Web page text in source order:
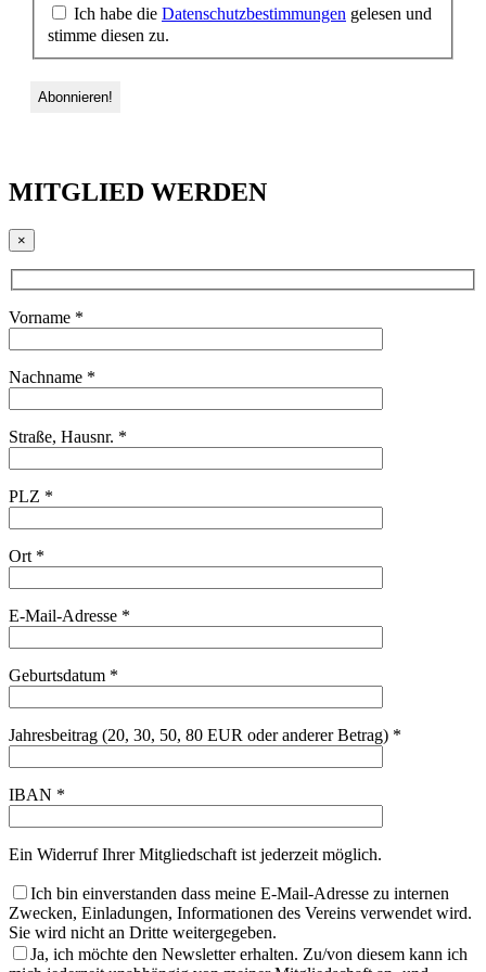
Ich habe die Datenschutzbestimmungen gelesen und
stimme diesen zu.
MITGLIED WERDEN
×
Vorname *
Nachname *
Straße, Hausnr. *
PLZ *
Ort *
E-Mail-Adresse *
Geburtsdatum *
Jahresbeitrag (20, 30, 50, 80 EUR oder anderer Betrag) *
IBAN *
Ein Widerruf Ihrer Mitgliedschaft ist jederzeit möglich.
Ich bin einverstanden dass meine E-Mail-Adresse zu internen
Zwecken, Einladungen, Informationen des Vereins verwendet wird.
Sie wird nicht an Dritte weitergegeben.
Ja, ich möchte den Newsletter erhalten. Zu/von diesem kann ich